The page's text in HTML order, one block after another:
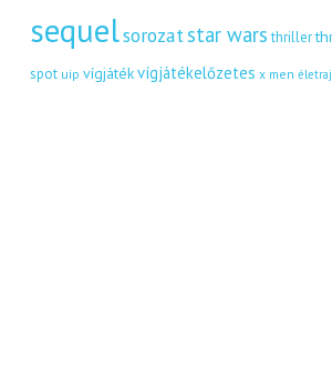
sequelsorozatstar wars thriller
spot uip vígjátékvígjátékelőzetes x men